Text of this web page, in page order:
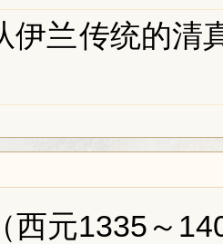
伊兰传统的清
西元1335～